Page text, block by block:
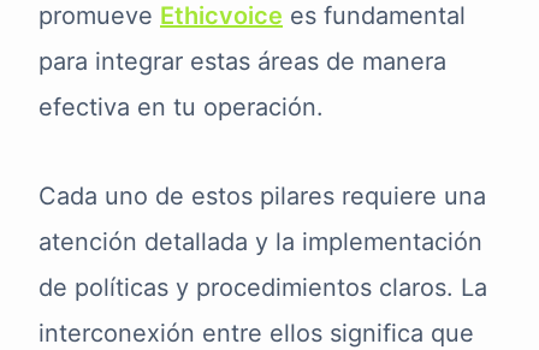
promueve Ethicvoice es fundamental
para integrar estas áreas de manera
efectiva en tu operación.
Cada uno de estos pilares requiere una
atención detallada y la implementación
de políticas y procedimientos claros. La
interconexión entre ellos significa que